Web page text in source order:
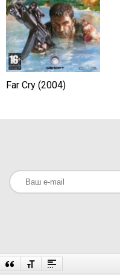
Far Cry (2004)